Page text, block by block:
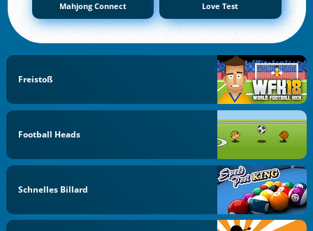
Mahjong Connect Love Test
Freistoß
Football Heads
Schnelles Billard